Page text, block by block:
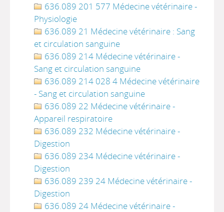
636.089 201 577 Médecine vétérinaire -
Physiologie
636.089 21 Médecine vétérinaire : Sang
et circulation sanguine
636.089 214 Médecine vétérinaire -
Sang et circulation sanguine
636.089 214 028 4 Médecine vétérinaire
- Sang et circulation sanguine
636.089 22 Médecine vétérinaire -
Appareil respiratoire
636.089 232 Médecine vétérinaire -
Digestion
636.089 234 Médecine vétérinaire -
Digestion
636.089 239 24 Médecine vétérinaire -
Digestion
636.089 24 Médecine vétérinaire -